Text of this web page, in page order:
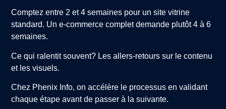
Comptez entre 2 et 4 semaines pour un site vitrine
standard. Un e-commerce complet demande plutôt 4 à 6
semaines.
Ce qui ralentit souvent? Les allers-retours sur le contenu
et les visuels.
Chez Phenix Info, on accélère le processus en validant
chaque étape avant de passer à la suivante.